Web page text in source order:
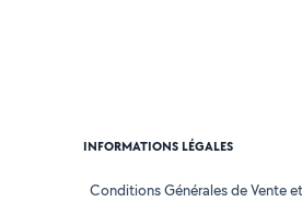
INFORMATIONS LÉGALES
Conditions Générales de Vente